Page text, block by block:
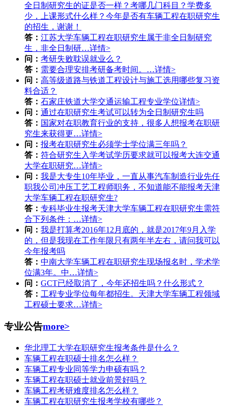
全日制研究生的证是否一样？考哪几门科目？学费多
少，上课形式什么样？今年是否有车辆工程在职研究生
的招生，谢谢！
答： 江苏大学车辆工程在职研究生属于非全日制研究
生，非全日制研…详情>
问： 考研失败耽误就业么？
答： 需要合理安排考研备考时间。…详情>
问： 高等级道路与铁道工程设计与施工选用哪些复习资
料合适？
答： 石家庄铁道大学交通运输工程专业学位详情>
问： 通过在职研究生考试可以转为全日制研究生吗
答： 国家对在职教育行业的支持，很多人想报考在职研
究生来获得更…详情>
问： 报考在职研究生必须学士学位满三年吗？
答： 符合研究生入学考试学历要求就可以报考大连交通
大学在职研究…详情>
问： 我是大专生10年毕业，一直从事汽车制造行业先任
职我公司冲压工艺工程师职务，不知道能不能报考天津
大学车辆工程在职研究生?
答： 专科毕业生报考天津大学车辆工程在职研究生需符
合下列条件：…详情>
问： 我是打算考2016年12月底的，就是2017年9月入学
的，但是我现在工作年限只有两年半左右，请问我可以
今年报考吗
答： 中南大学车辆工程在职研究生现场报名时，学术学
位满3年。中…详情>
问： GCT已经取消了，今年还招生吗？什么形式？
答： 工程专业学位每年都招生。天津大学车辆工程领域
工程硕士要求…详情>
专业公告more>
华北理工大学在职研究生报考条件是什么？
车辆工程在职硕士排名怎么样？
车辆工程专业同等学力申硕有吗？
车辆工程在职硕士就业前景好吗？
车辆工程考研难度排名怎么样？
车辆工程在职研究生报考学校有哪些？